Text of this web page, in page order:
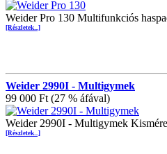
Weider Pro 130 Multifunkciós
[Részletek...]
Weider 2990I - Multigymek
99 000 Ft (27 % áfával)
Weider 2990I - Multigymek
[Részletek...]